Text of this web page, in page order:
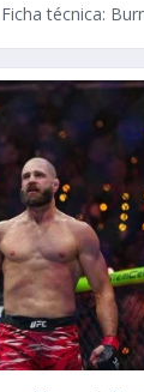
técnica: